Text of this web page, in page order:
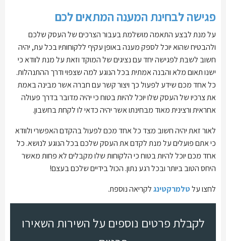
פגישה לבחינת המענה המתאים לכם
על מנת לבצע התאמה מושלמת בעבור הצרכים של העסק שלכם
ולהבטיח שהוא יוכל לספק מענה באופן עקיף ללקוחותיו בכל עת, יהיה
חשוב לשבת לפגישה יחד עם נציגים של המוקד וזאת על מנת לוודא כי
ישנו תאום מלא והבנה אמתית בכל הנוגע למה שצפוי ודרך ההתנהלות.
כל אחד מכם שידע לפעול כך ויצור קשר עם חברה אשר מבינה באמת
את צרכיו של העסק שלו יוכל להיות בטוח כי יהיה מדובר בדרך פעולה
אחראית ורצינית מאוד מבחינתו אשר יהיה כדאי לו לקחת בחשבון.
לאור זאת יהיה חשוב מצד כל אחד מכם לפעול בהקדם האפשרי ולוודא
כי אתם פועלים על מנת לקדם את העסק שלכם בכל הנוגע לנושא. כל
אחד מכם יוכל להיות בטוח כי הלקוחות שלו מקבלים לא פחות מאשר
היחס הטוב ביותר ובכל רגע נתון. הכול בידיים שלכם בעצם!
לחצו עלטלמרקטינגלקריאה נוספת.
לקבלת פרטים נוספים על השירות השאירו